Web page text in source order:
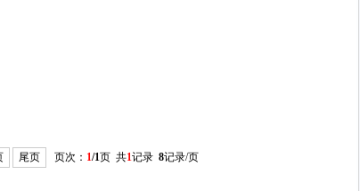
尾页 页次： 1/1页 共1记录 8记录/页